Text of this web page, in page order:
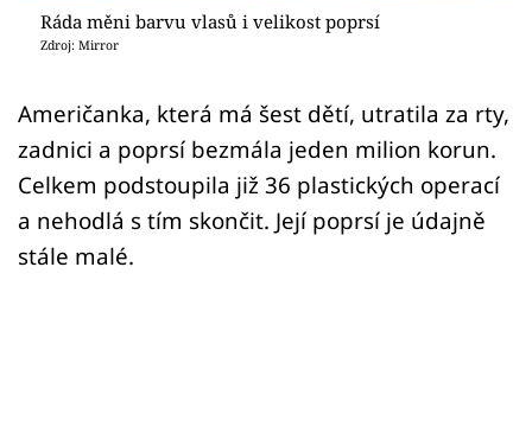
Sledujte prima+
Přihlášení
Sledujte nás
Ráda měni barvu vlasů i velikost poprsí
Zdroj: Mirror
Američanka, která má šest dětí, utratila za rty,
zadnici a poprsí bezmála jeden milion korun.
Celkem podstoupila již 36 plastických operací
a nehodlá s tím skončit. Její poprsí je údajně
stále malé.